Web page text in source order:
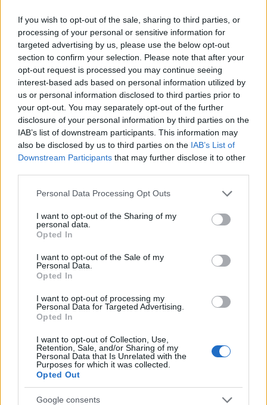
If you wish to opt-out of the sale, sharing to third parties, or
processing of your personal or sensitive information for
targeted advertising by us, please use the below opt-out
section to confirm your selection. Please note that after your
opt-out request is processed you may continue seeing
interest-based ads based on personal information utilized by
us or personal information disclosed to third parties prior to
your opt-out. You may separately opt-out of the further
disclosure of your personal information by third parties on the
IAB’s list of downstream participants. This information may
also be disclosed by us to third parties on the IAB’s List of
Downstream Participants that may further disclose it to other
Please note that this website/app uses one or more Google
not limited to your visit or usage behaviour. You may click to
grant or deny consent to Google and its third-party tags to
use your data for below specified purposes in below Google
consent section.
Personal Data Processing Opt Outs
I want to opt-out of the Sharing of my
personal data.
Opted In
I want to opt-out of the Sale of my
Personal Data.
Opted In
I want to opt-out of processing my
Personal Data for Targeted Advertising.
Opted In
I want to opt-out of Collection, Use,
Retention, Sale, and/or Sharing of my
Personal Data that Is Unrelated with the
Purposes for which it was collected.
Opted Out
Google consents
Inviaci le tue segnalazioni,
i tuoi video e le tue foto
Su WhatsApp al numero +39
345 356 7512
Ricevi le nostre ultime news
daGoogle News
F
a
ce
b
o
o
k
T
w
it
te
r
Pi
n
te
re
st
h
s
A
p
h
re
NOTIZIE RECENTI
Le previsioni meteo per il weekend a Olbia e in
Gallura